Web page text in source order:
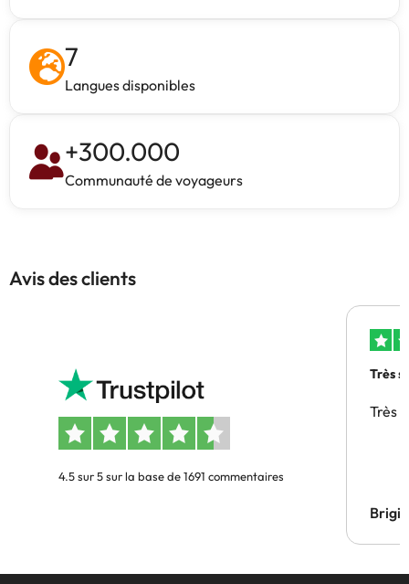
7
Langues disponibles
+300.000
Communauté de voyageurs
Avis des clients
4.5 sur 5 sur la base de 1691 commentaires
Très
Très